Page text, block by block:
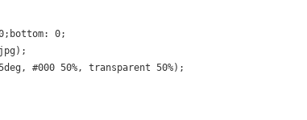
0;
#000 50%, transparent 50%);